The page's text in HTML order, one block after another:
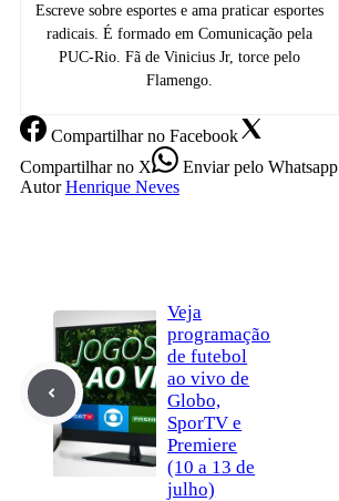
Escreve sobre esportes e ama praticar esportes
radicais. É formado em Comunicação pela
PUC-Rio. Fã de Vinicius Jr, torce pelo
Flamengo.
Compartilharno Facebook
Compartilharno X Enviarpelo Whatsapp
Autor Henrique Neves
Veja
programação
de futebol
ao vivo de
Globo,
SporTV e
Premiere
(10 a 13 de
julho)